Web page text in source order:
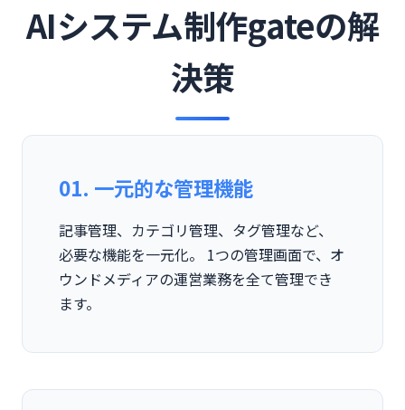
AIシステム制作gateの解
決策
01. 一元的な管理機能
記事管理、カテゴリ管理、タグ管理など、
必要な機能を一元化。 1つの管理画面で、オ
ウンドメディアの運営業務を全て管理でき
ます。